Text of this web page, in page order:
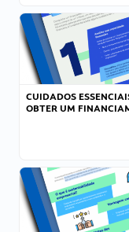
CUIDADOS
OBTER UM